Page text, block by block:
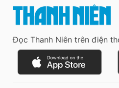
Đọc Thanh Niên trên điện